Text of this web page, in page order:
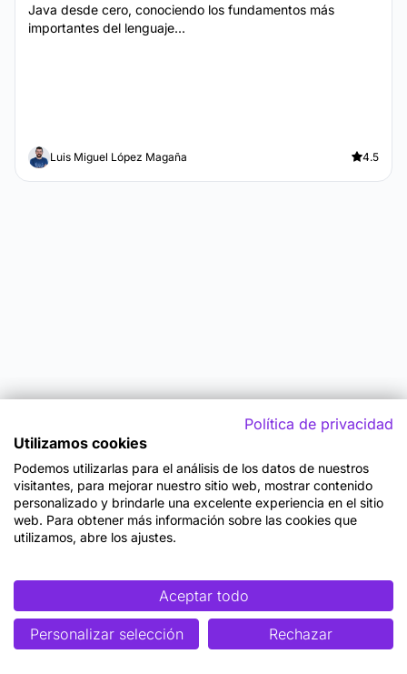
Java desde cero, conociendo los fundamentos más
importantes del lenguaje...
Luis Miguel López Magaña 4.5
Política de privacidad
Utilizamos cookies
Podemos utilizarlas para el análisis de los datos de nuestros
visitantes, para mejorar nuestro sitio web, mostrar contenido
personalizado y brindarle una excelente experiencia en el sitio
web. Para obtener más información sobre las cookies que
utilizamos, abre los ajustes.
Aceptar todo
Personalizar selección Rechazar